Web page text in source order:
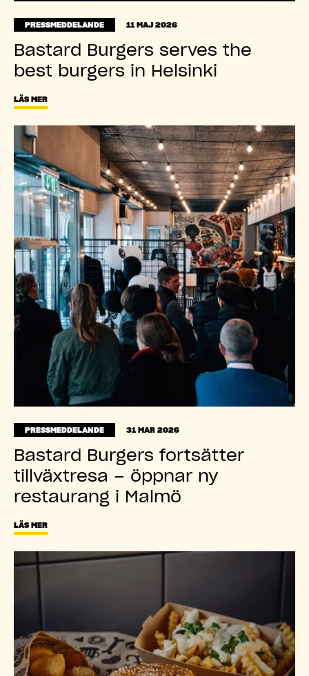
PRESSMEDDELANDE 11 MAJ 2026
Bastard Burgers serves the
best burgers in Helsinki
LÄS MER
PRESSMEDDELANDE 31 MAR 2026
Bastard Burgers fortsätter
tillväxtresa – öppnar ny
restaurang i Malmö
LÄS MER